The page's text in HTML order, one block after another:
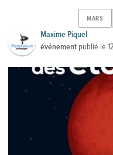
MARS
Maxime Piquel
événement publié le